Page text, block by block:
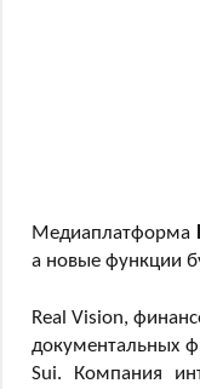
Медиаплатформа
а новые функции
Real Vision,
документальных
Sui. Компания